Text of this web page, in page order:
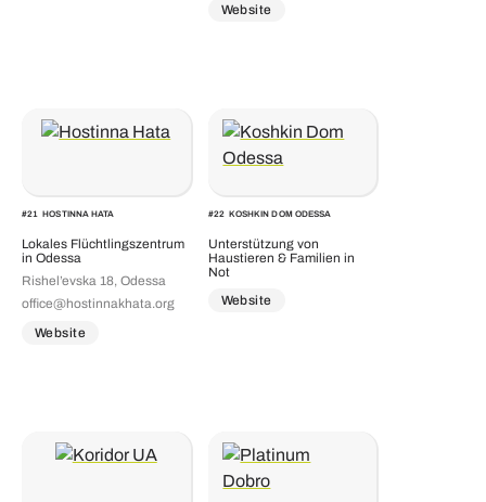
Website
#21 HOSTINNA HATA
Lokales Flüchtlingszentrum
in Odessa
Rishel’evska 18, Odessa
office@hostinnakhata.org
Website
#22 KOSHKIN DOM ODESSA
Unterstützung von
Haustieren & Familien in
Not
Website